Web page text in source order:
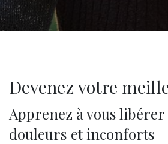
Devenez votre
Apprenez à vous libérer
douleurs et inconforts